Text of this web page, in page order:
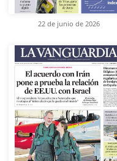
22 de junio de 2026